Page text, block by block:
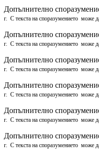
Допълнително
г. С текста на споразумението може
Допълнително
г. С текста на споразумението може
Допълнително
г. С текста на споразумението може
Допълнително
г. С текста на споразумението може
Допълнително
г. С текста на споразумението може
Допълнително
г. С текста на споразумението може